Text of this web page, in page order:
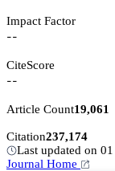
Impact Factor
--
CiteScore
--
Article Count19,061
Citation237,174
Last updated on
Journal Home